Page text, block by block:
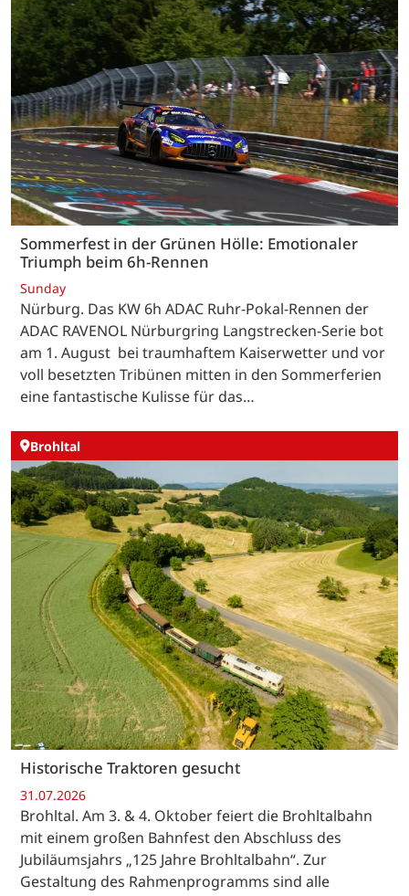
Sommerfest in der Grünen Hölle: Emotionaler
Triumph beim 6h-Rennen
Sunday
Nürburg. Das KW 6h ADAC Ruhr-Pokal-Rennen der
ADAC RAVENOL Nürburgring Langstrecken-Serie bot
am 1. August bei traumhaftem Kaiserwetter und vor
voll besetzten Tribünen mitten in den Sommerferien
eine fantastische Kulisse für das…
Brohltal
Historische Traktoren gesucht
31.07.2026
Brohltal. Am 3. & 4. Oktober feiert die Brohltalbahn
mit einem großen Bahnfest den Abschluss des
Jubiläumsjahrs „125 Jahre Brohltalbahn“. Zur
Gestaltung des Rahmenprogramms sind alle